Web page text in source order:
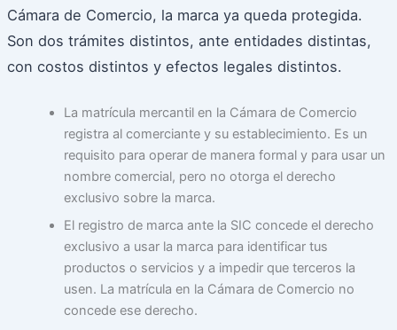
Cámara de Comercio, la marca ya queda protegida.
Son dos trámites distintos, ante entidades distintas,
con costos distintos y efectos legales distintos.
La matrícula mercantil en la Cámara de Comercio
registra al comerciante y su establecimiento. Es un
requisito para operar de manera formal y para usar un
nombre comercial, pero no otorga el derecho
exclusivo sobre la marca.
El registro de marca ante la SIC concede el derecho
exclusivo a usar la marca para identificar tus
productos o servicios y a impedir que terceros la
usen. La matrícula en la Cámara de Comercio no
concede ese derecho.